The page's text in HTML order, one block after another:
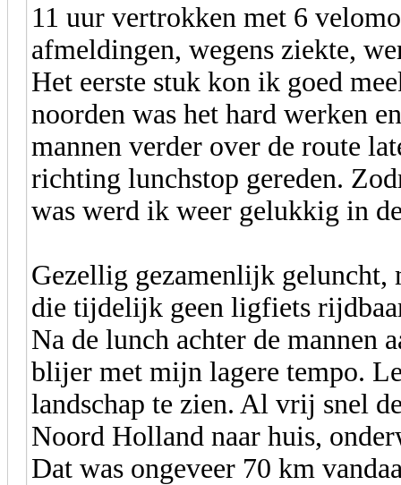
11 uur vertrokken met 6
afmeldingen, wegens ziekte,
Het eerste stuk kon ik goed
noorden was het hard werken
mannen verder over de route
richting lunchstop gereden.
was werd ik weer gelukkig in
Gezellig gezamenlijk geluncht,
die tijdelijk geen ligfiets
Na de lunch achter de mannen
blijer met mijn lagere tempo.
landschap te zien. Al vrij snel
Noord Holland naar huis,
Dat was ongeveer 70 km